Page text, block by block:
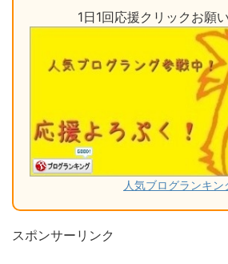
1日1回応援クリックお願
人気ブログランキン
スポンサーリンク